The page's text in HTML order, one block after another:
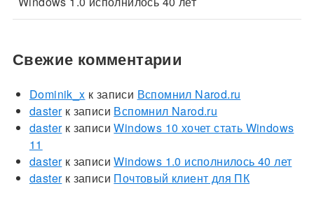
Свежие комментарии
Dominik_x к записи Вспомнил Narod.ru
dasterк записи Вспомнил Narod.ru
dasterк записиWindows 10 хочет стать Windows
11
dasterк записиWindows 1.0 исполнилось 40 лет
dasterк записи Почтовый клиент для ПК